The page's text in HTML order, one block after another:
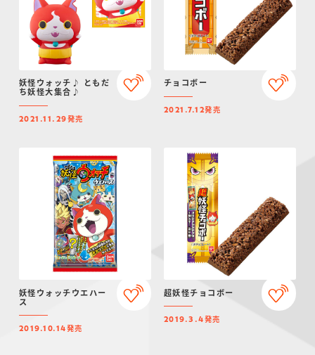
妖怪ウォッチ♪ ともだ
ち妖怪大集合♪
2021.11.29発売
チョコボー
2021.7.12発売
妖怪ウォッチウエハー
ス
2019.10.14発売
超妖怪チョコボー
2019.3.4発売